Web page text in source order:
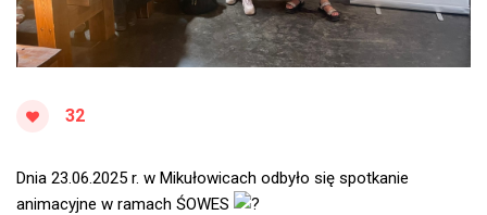
32
Dnia 23.06.2025 r. w Mikułowicach odbyło się spotkanie
animacyjne w ramach ŚOWES